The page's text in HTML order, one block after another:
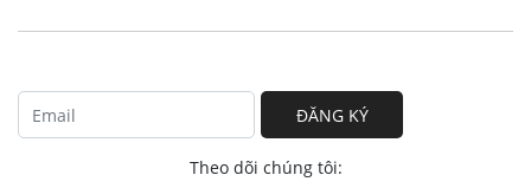
ĐĂNG KÝ
Theo dõi chúng tôi: